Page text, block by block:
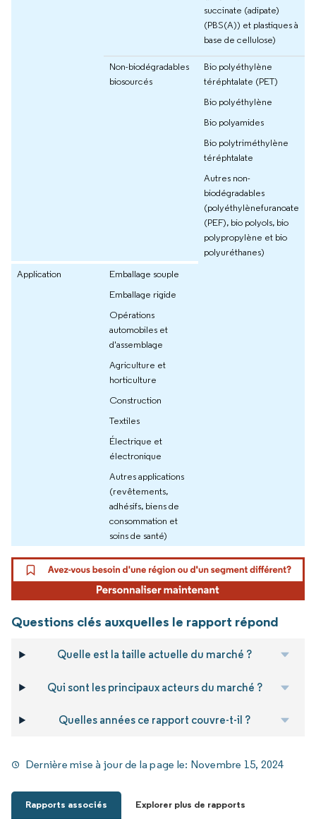
succinate (adipate)
(PBS(A)) et plastiques à
base de cellulose)
Non-biodégradables
biosourcés
Bio polyéthylène
téréphtalate (PET)
Bio polyéthylène
Bio polyamides
Bio polytriméthylène
téréphtalate
Autres non-
biodégradables
(polyéthylènefuranoate
(PEF), bio polyols, bio
polypropylène et bio
polyuréthanes)
Application
Emballage souple
Emballage rigide
Opérations
automobiles et
d'assemblage
Agriculture et
horticulture
Construction
Textiles
Électrique et
électronique
Autres applications
(revêtements,
adhésifs, biens de
consommation et
soins de santé)
Questions clés auxquelles le rapport répond
Quelle est la taille actuelle du marché ?
Qui sont les principaux acteurs du marché ?
Quelles années ce rapport couvre-t-il ?
Dernière mise à jour de la page le: Novembre 15, 2024
Rapports associés Explorer plus de rapports